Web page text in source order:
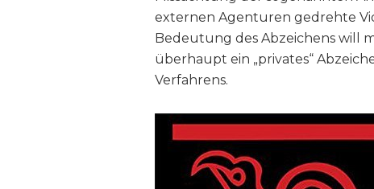
externen Agenturen gedrehte
Bedeutung des Abzeichens will
überhaupt ein „privates“
Verfahrens.